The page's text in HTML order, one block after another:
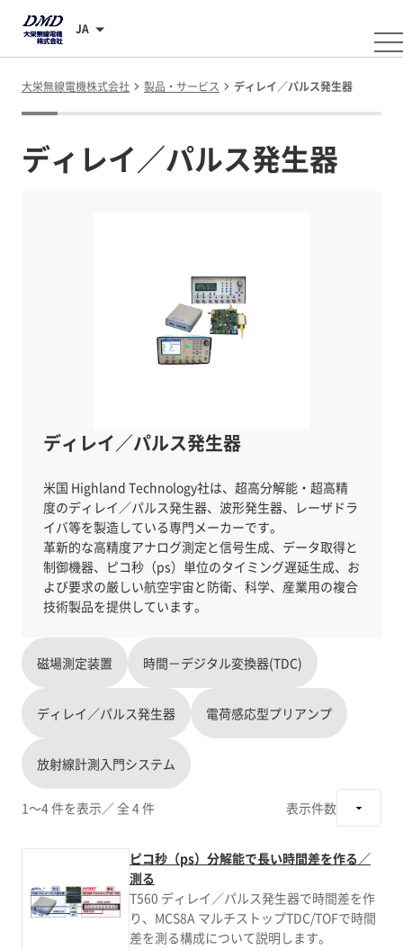
JA
大栄無線電機株式会社 製品・サービス ディレイ／パルス発生器
ディレイ／パルス発生器
ディレイ／パルス発生器
米国 Highland Technology社は、超高分解能・超高精
度のディレイ／パルス発生器、波形発生器、レーザドラ
イバ等を製造している専門メーカーです。
革新的な高精度アナログ測定と信号生成、データ取得と
制御機器、ピコ秒（ps）単位のタイミング遅延生成、お
よび要求の厳しい航空宇宙と防衛、科学、産業用の複合
磁場測定装置 時間－デジタル変換器(TDC)
ディレイ／パルス発生器 電荷感応型プリアンプ
放射線計測入門システム
1～4 件を表示／ 全 4 件 表示件数
ピコ秒（ps）分解能で長い時間差を作る／
測る
T560 ディレイ／パルス発生器で時間差を作
り、MCS8A マルチストップTDC/TOFで時間
差を測る構成について説明します。